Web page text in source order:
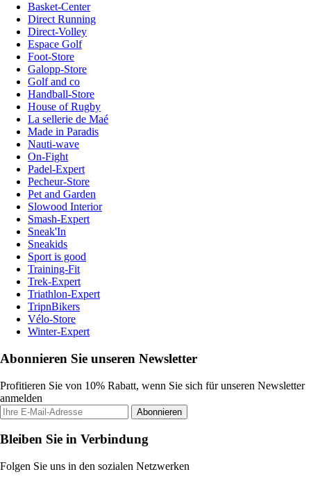
Basket-Center
Direct Running
Direct-Volley
Espace Golf
Foot-Store
Galopp-Store
Golf and co
Handball-Store
House of Rugby
La sellerie de Maé
Made in Paradis
Nauti-wave
On-Fight
Padel-Expert
Pecheur-Store
Pet and Garden
Slowood Interior
Smash-Expert
Sneak'In
Sneakids
Sport is good
Training-Fit
Trek-Expert
Triathlon-Expert
TripnBikers
Vélo-Store
Winter-Expert
Abonnieren Sie unseren Newsletter
Profitieren Sie von 10% Rabatt, wenn Sie sich für unseren Newsletter
anmelden
Abonnieren
Bleiben Sie in Verbindung
Folgen Sie uns in den sozialen Netzwerken